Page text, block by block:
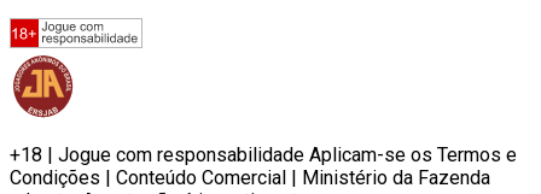
+18 | Jogue com responsabilidade Aplicam-se os Termos e
Condições | Conteúdo Comercial | Ministério da Fazenda